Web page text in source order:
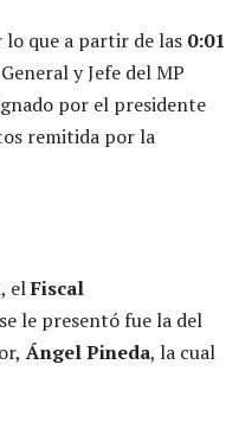
lo que a partir de las 0:01
y Jefe del MP
por el presidente
remitida por la
elFiscal
le presentó fue la del
Ángel Pineda, la cual